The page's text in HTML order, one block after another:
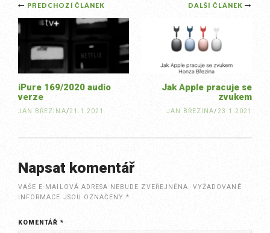
Post
navigation
DALŠÍ ČLÁNEK
Jak Apple pracuje se
zvukem
JAN BŘEZINA/23.1.2021
PŘEDCHOZÍ ČLÁNEK
iPure 169/2020 audio
verze
JAN BŘEZINA/21.1.2021
Napsat komentář
VAŠE E-MAILOVÁ ADRESA NEBUDE ZVEŘEJNĚNA. VYŽADOVANÉ
INFORMACE JSOU OZNAČENY*
KOMENTÁŘ*